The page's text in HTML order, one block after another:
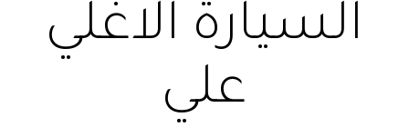
السيارة الاغلي
علي